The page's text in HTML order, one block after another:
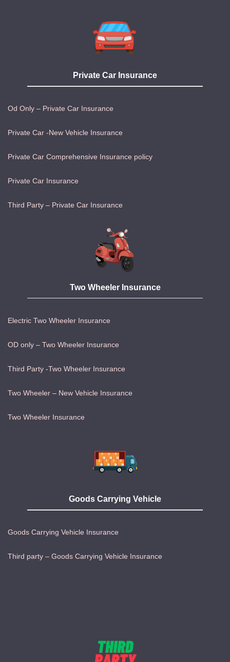
Private Car Insurance
Od Only – Private Car Insurance
Private Car -New Vehicle Insurance
Private Car Comprehensive Insurance policy
Private Car Insurance
Third Party – Private Car Insurance
Two Wheeler Insurance
Electric Two Wheeler Insurance
OD only – Two Wheeler Insurance
Third Party -Two Wheeler Insurance
Two Wheeler – New Vehicle Insurance
Two Wheeler Insurance
Goods Carrying Vehicle
Goods Carrying Vehicle Insurance
Third party – Goods Carrying Vehicle Insurance